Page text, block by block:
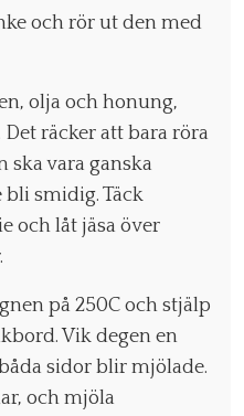
och rör ut den med
olja och honung,
räcker att bara röra
ska vara ganska
smidig. Täck
och låt jäsa över
på 250C och stjälp
Vik degen en
sidor blir mjölade.
och mjöla